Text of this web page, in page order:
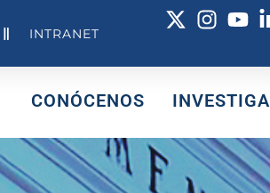
INTRANET
CONÓCENOS